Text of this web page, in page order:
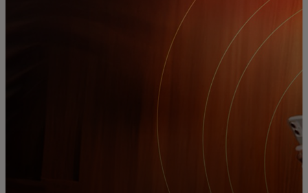
Dành cho nhà đổi mới
Tin tức và xu hướng